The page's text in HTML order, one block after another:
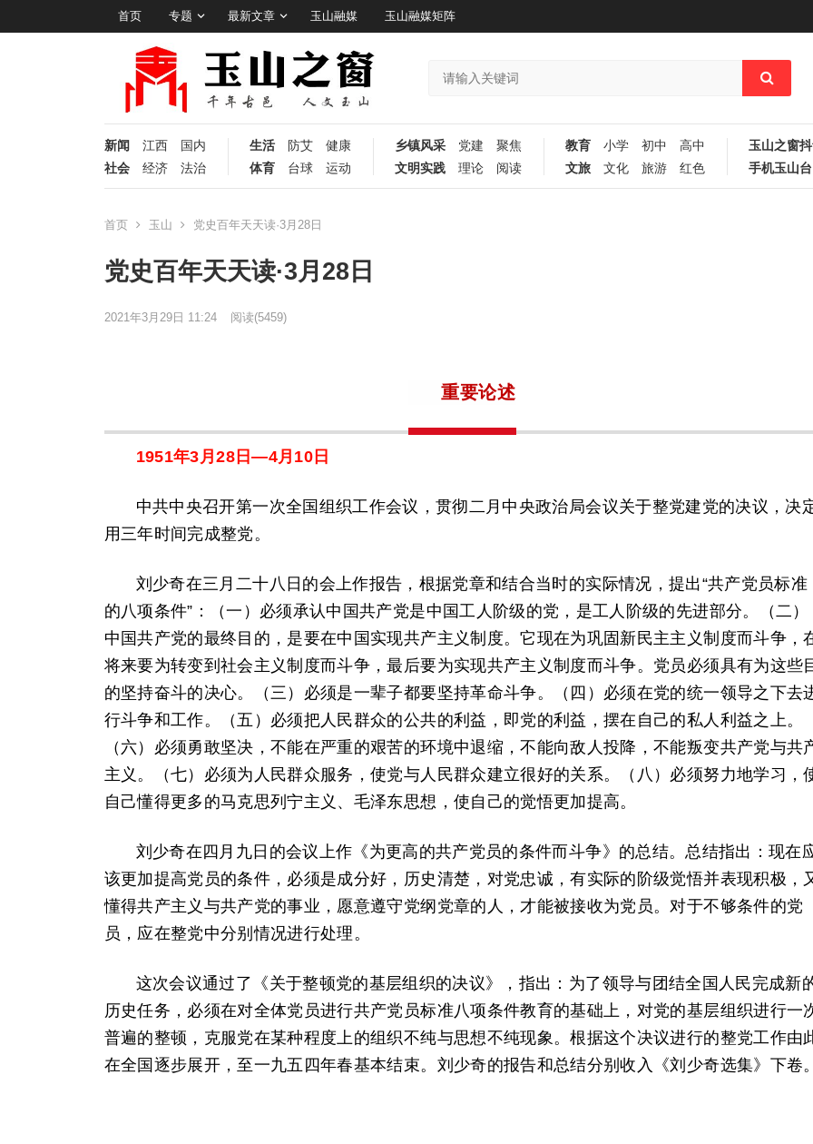
首页 专题 最新文章 玉山融媒 玉山融媒矩阵
新闻 江西
国内
社会
经济 法治
生活 防艾
健康
体育
台球 运动
乡镇风采 党建
聚焦
文明实践
理论 阅读
教育 小学 初中
高中
文旅
文化 旅游 红色
玉山之窗
手机玉山台
首页 玉山 党史百年天天读·3月28日
党史百年天天读·3月28日
2021年3月29日 11:24 阅读(5459)
重要论述
1951年3月28日—4月10日
中共中央召开第一次全国组织工作会议，贯彻二月中央政治局会议关于整党建党的决议，决
用三年时间完成整党。
刘少奇在三月二十八日的会上作报告，根据党章和结合当时的实际情况，提出“共产党员标准
的八项条件”：（一）必须承认中国共产党是中国工人阶级的党，是工人阶级的先进部分。（二）
中国共产党的最终目的，是要在中国实现共产主义制度。它现在为巩固新民主主义制度而斗争，
将来要为转变到社会主义制度而斗争，最后要为实现共产主义制度而斗争。党员必须具有为这些
的坚持奋斗的决心。（三）必须是一辈子都要坚持革命斗争。（四）必须在党的统一领导之下去
行斗争和工作。（五）必须把人民群众的公共的利益，即党的利益，摆在自己的私人利益之上。
（六）必须勇敢坚决，不能在严重的艰苦的环境中退缩，不能向敌人投降，不能叛变共产党与共
主义。（七）必须为人民群众服务，使党与人民群众建立很好的关系。（八）必须努力地学习，
自己懂得更多的马克思列宁主义、毛泽东思想，使自己的觉悟更加提高。
刘少奇在四月九日的会议上作《为更高的共产党员的条件而斗争》的总结。总结指出：现在
该更加提高党员的条件，必须是成分好，历史清楚，对党忠诚，有实际的阶级觉悟并表现积极，
懂得共产主义与共产党的事业，愿意遵守党纲党章的人，才能被接收为党员。对于不够条件的党
员，应在整党中分别情况进行处理。
这次会议通过了《关于整顿党的基层组织的决议》，指出：为了领导与团结全国人民完成新
历史任务，必须在对全体党员进行共产党员标准八项条件教育的基础上，对党的基层组织进行一
普遍的整顿，克服党在某种程度上的组织不纯与思想不纯现象。根据这个决议进行的整党工作由
在全国逐步展开，至一九五四年春基本结束。刘少奇的报告和总结分别收入《刘少奇选集》下卷。